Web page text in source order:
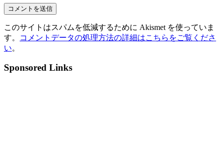
このサイトはスパムを低減するために Akismet を使っていま
す。
コメントデータの処理方法の詳細はこちらをご覧くださ
い。
Sponsored Links